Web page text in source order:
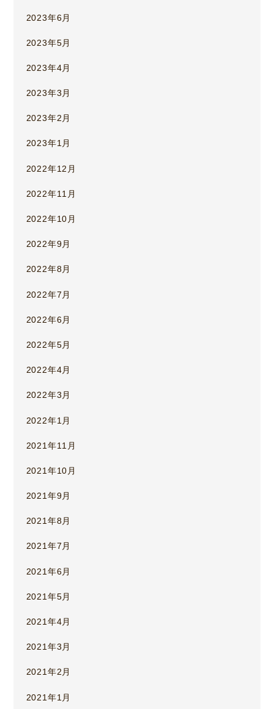
2023年6月
2023年5月
2023年4月
2023年3月
2023年2月
2023年1月
2022年12月
2022年11月
2022年10月
2022年9月
2022年8月
2022年7月
2022年6月
2022年5月
2022年4月
2022年3月
2022年1月
2021年11月
2021年10月
2021年9月
2021年8月
2021年7月
2021年6月
2021年5月
2021年4月
2021年3月
2021年2月
2021年1月